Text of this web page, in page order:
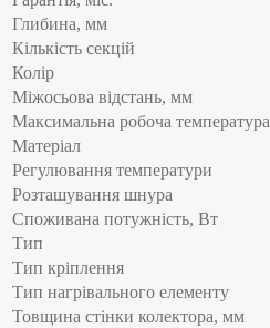
Глибина, мм
Кількість секцій
Колір
Міжосьова відстань, мм
Максимальна робоча температура
Матеріал
Регулювання температури
Розташування шнура
Споживана потужність, Вт
Тип
Тип кріплення
Тип нагрівального елементу
Товщина стінки колектора, мм